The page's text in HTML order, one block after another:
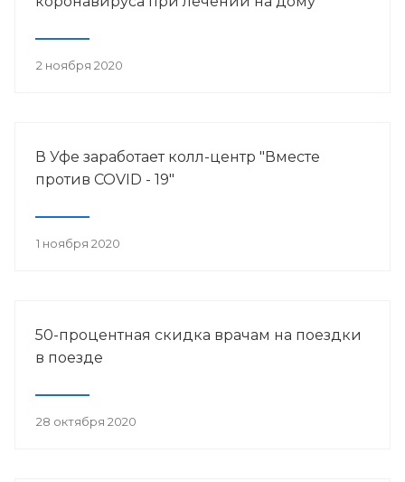
2 ноября 2020
В Уфе заработает колл-центр "Вместе
против COVID - 19"
1 ноября 2020
50-процентная скидка врачам на поездки
в поезде
28 октября 2020